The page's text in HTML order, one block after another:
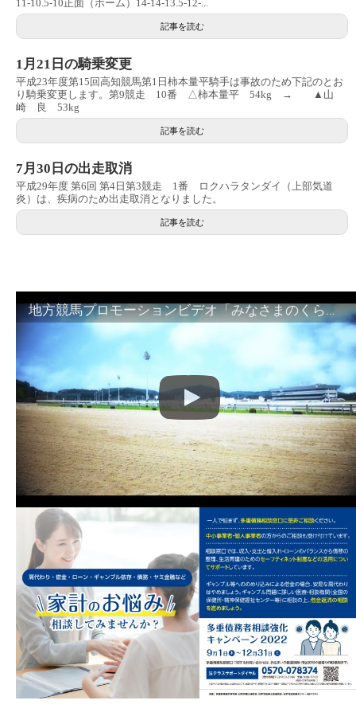
11-10.5-10正面（ホーム）14-14-13.5-12-...
記事を読む
1月21日の騎乗変更
平成23年度第15回高知競馬第1日柿本量平騎手は事故のため下記のとお
り騎乗変更します。第9競走 10番 △柿本量平 54kg → ▲山
崎 良 53kg
記事を読む
7月30日の出走取消
平成29年度 第6回 第4日第3競走 1番 ロクハラタンダイ（上部気道
炎）は、疾病のため出走取消となりました。
記事を読む
地方競馬プロモーションビデオ「みなさまのくらしのために」30秒篇｜NAR公式